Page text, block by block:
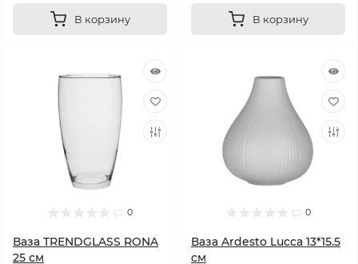
В корзину В корзину
0
Ваза TRENDGLASS RONA
25 см
0
Ваза Ardesto Lucca 13*15.5
см